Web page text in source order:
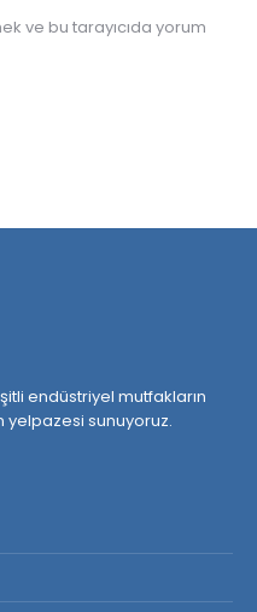
ve bu tarayıcıda yorum
endüstriyel mutfakların
yelpazesi sunuyoruz.